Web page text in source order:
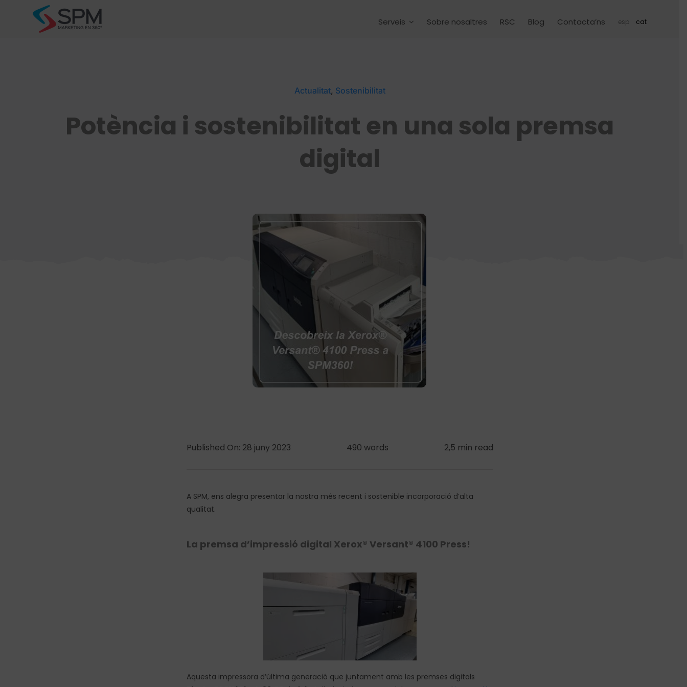
Serveis Sobre nosaltres RSC Blog Contacta’ns esp cat
Actualitat, Sostenibilitat
Potència i sostenibilitat en una sola premsa
digital
Published On: 28 juny 2023 490 words 2,5 min read
A SPM, ens alegra presentar la nostra més recent i sostenible incorporació d’alta
qualitat.
La premsa d’impressió digital Xerox® Versant® 4100 Press!
Aquesta impressora d’última generació que juntament amb les premses digitals